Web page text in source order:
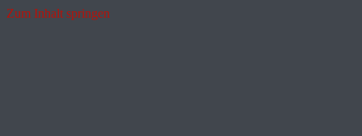
Zum Inhalt springen